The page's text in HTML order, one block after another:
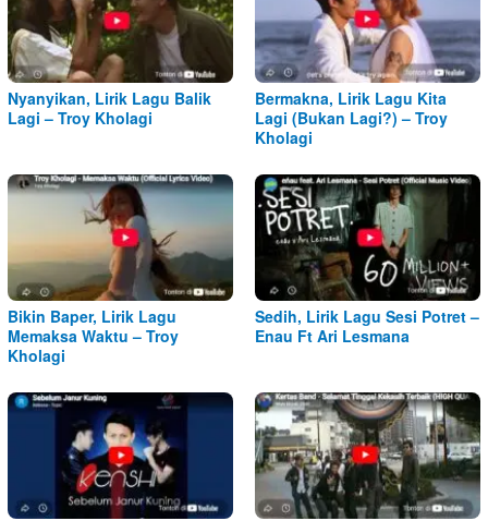
Nyanyikan, Lirik Lagu Balik
Lagi – Troy Kholagi
Bermakna, Lirik Lagu Kita
Lagi (Bukan Lagi?) – Troy
Kholagi
Bikin Baper, Lirik Lagu
Memaksa Waktu – Troy
Kholagi
Sedih, Lirik Lagu Sesi Potret –
Enau Ft Ari Lesmana